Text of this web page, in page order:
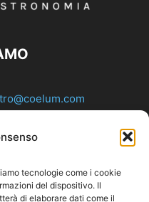
tecnologie come i cookie
del dispositivo. Il
di elaborare dati come il